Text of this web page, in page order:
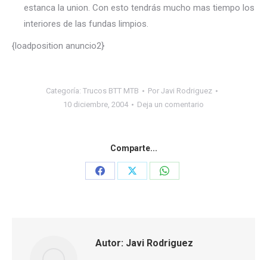
estanca la union. Con esto tendrás mucho mas tiempo los
interiores de las fundas limpios.
{loadposition anuncio2}
Categoría: Trucos BTT MTB Por Javi Rodriguez
10 diciembre, 2004
Deja un comentario
Comparte...
Share
Share
Share
Autor: Javi Rodriguez